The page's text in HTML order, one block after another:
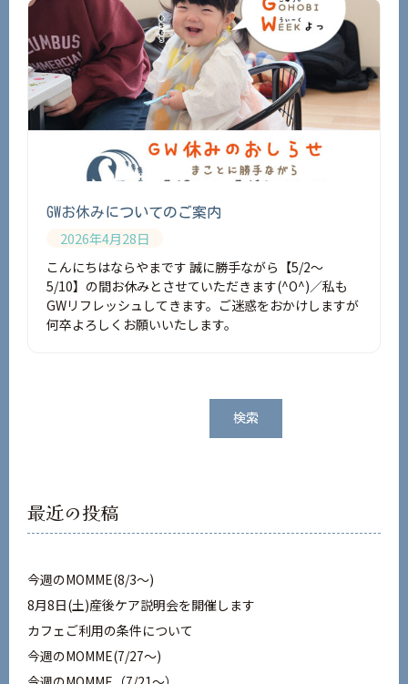
GWお休みについてのご案内
2026年4月28日
こんにちはならやまです 誠に勝手ながら【5/2～
5/10】の間お休みとさせていただきます(^O^)／私も
GWリフレッシュしてきます。ご迷惑をおかけしますが
何卒よろしくお願いいたします。
検索
最近の投稿
今週のMOMME(8/3〜)
8月8日(土)産後ケア説明会を開催します
カフェご利用の条件について
今週のMOMME(7/27〜)